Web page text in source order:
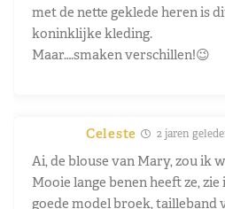
met de nette geklede heren is
koninklijke kleding.
Maar….smaken verschillen!😉
Celeste 2 jaren
Ai, de blouse van Mary, zou ik
Mooie lange benen heeft ze,
goede model broek, tailleband